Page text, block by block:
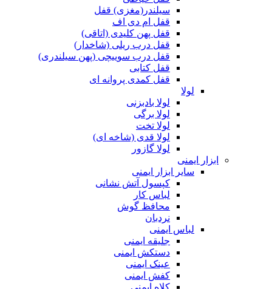
سیلندر(مغزی) قفل
قفل ام دی اف
قفل پهن کلیدی (اتاقی)
قفل درب ریلی (شاخدار)
قفل درب سوییچی (پهن سیلندری)
قفل کتابی
قفل کمدی پروانه ای
لولا
لولا بادبزنی
لولا برگی
لولا تخت
لولا قدی (شاخه ای)
لولا گازور
ابزار ایمنی
سایر ابزار ایمنی
کپسول آتش نشانی
لباس کار
محافظ گوش
نردبان
لباس ایمنی
جلیقه ایمنی
دستکش ایمنی
عینک ایمنی
کفش ایمنی
کلاه ایمنی